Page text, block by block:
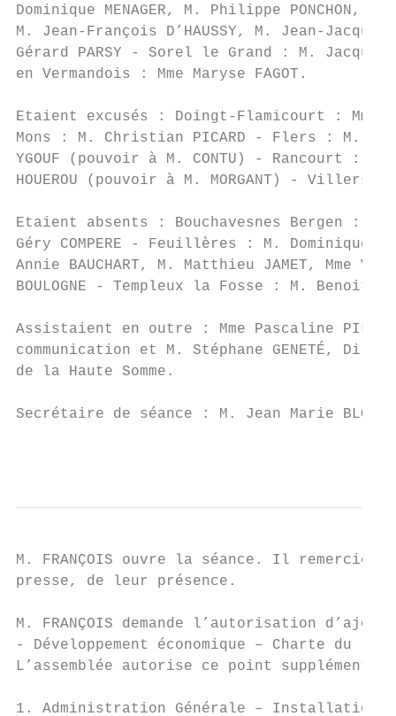
Dominique MENAGER, M. Philippe
M. Jean-François D’HAUSSY, M. Jean-
Gérard PARSY - Sorel le Grand : M. Jacques
en Vermandois : Mme Maryse FAGOT.
Etaient excusés : Doingt-Flamicourt : Mme
Mons : M. Christian PICARD - Flers : M.
YGOUF (pouvoir à M. CONTU) - Rancourt :
HOUEROU (pouvoir à M. MORGANT) - Villers
Etaient absents : Bouchavesnes Bergen :
Géry COMPERE - Feuillères : M. Dominique
Annie BAUCHART, M. Matthieu JAMET, Mme
BOULOGNE - Templeux la Fosse : M. Benoit
Assistaient en outre : Mme Pascaline
communication et M. Stéphane GENETÉ,
de la Haute Somme.
Secrétaire de séance : M. Jean Marie
M. FRANÇOIS ouvre la séance. Il remercie
presse, de leur présence.
M. FRANÇOIS demande l’autorisation
- Développement économique – Charte du
L’assemblée autorise ce point
1. Administration Générale – Installation